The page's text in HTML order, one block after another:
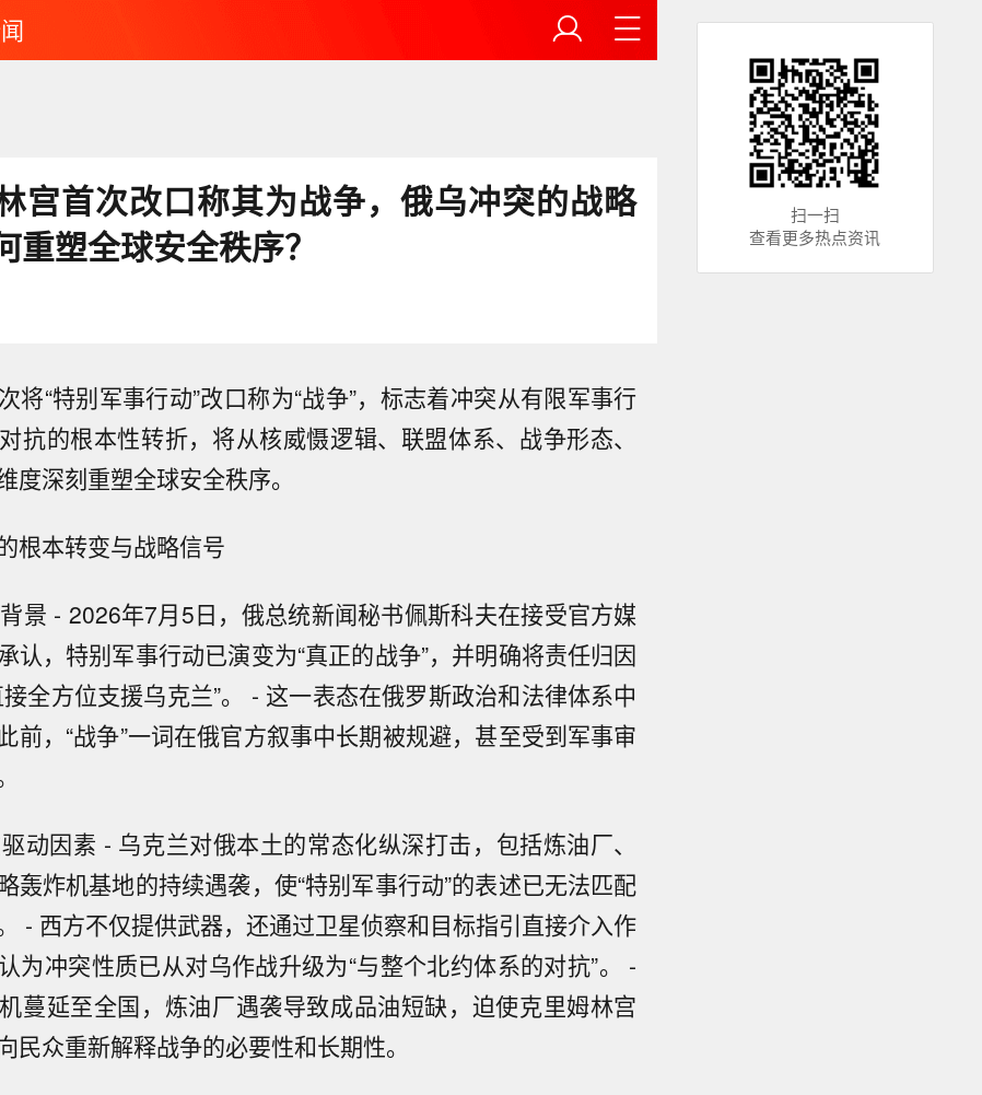
宫首次改口称其为战争，俄乌冲突的战略
重塑全球安全秩序？
将“特别军事行动”改口称为“战争”，标志着冲突从有限军事行
抗的根本性转折，将从核威慑逻辑、联盟体系、战争形态、
度深刻重塑全球安全秩序。
根本转变与战略信号
景 - 2026年7月5日，俄总统新闻秘书佩斯科夫在接受官方媒
认，特别军事行动已演变为“真正的战争”，并明确将责任归因
全方位支援乌克兰”。 - 这一表态在俄罗斯政治和法律体系中
，“战争”一词在俄官方叙事中长期被规避，甚至受到军事审
动因素 - 乌克兰对俄本土的常态化纵深打击，包括炼油厂、
轰炸机基地的持续遇袭，使“特别军事行动”的表述已无法匹配
- 西方不仅提供武器，还通过卫星侦察和目标指引直接介入作
为冲突性质已从对乌作战升级为“与整个北约体系的对抗”。 -
蔓延至全国，炼油厂遇袭导致成品油短缺，迫使克里姆林宫
民众重新解释战争的必要性和长期性。
扫一扫
查看更多热点资讯